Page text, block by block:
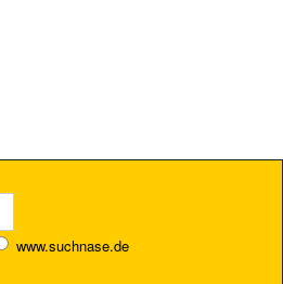
www.suchnase.de